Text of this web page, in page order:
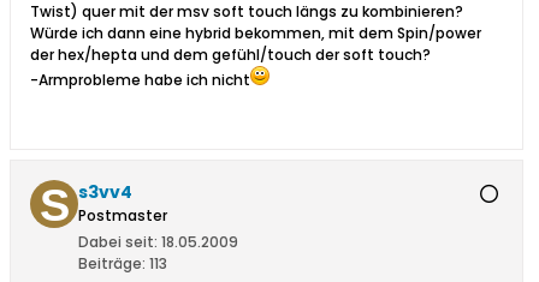
Twist) quer mit der msv soft touch längs zu kombinieren?
Würde ich dann eine hybrid bekommen, mit dem Spin/power
der hex/hepta und dem gefühl/touch der soft touch?
-Armprobleme habe ich nicht
s3vv4
Postmaster
Dabei seit: 18.05.2009
Beiträge: 113